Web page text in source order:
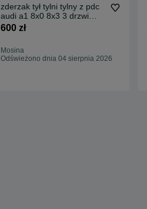
zderzak tył tylni tylny z pdc
audi a1 8x0 8x3 3 drzwi
2010 – 2014 ly9k
600 zł
Mosina
Odświeżono dnia 04 sierpnia 2026